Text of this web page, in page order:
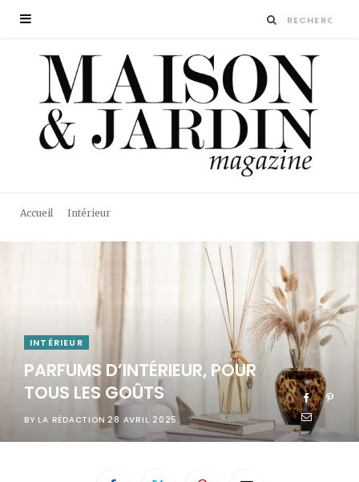
Accueil Intérieur
INTÉRIEUR
PARFUMS D’INTÉRIEUR, POUR
TOUS LES GOÛTS
BY LA RÉDACTION 28 AVRIL 2025